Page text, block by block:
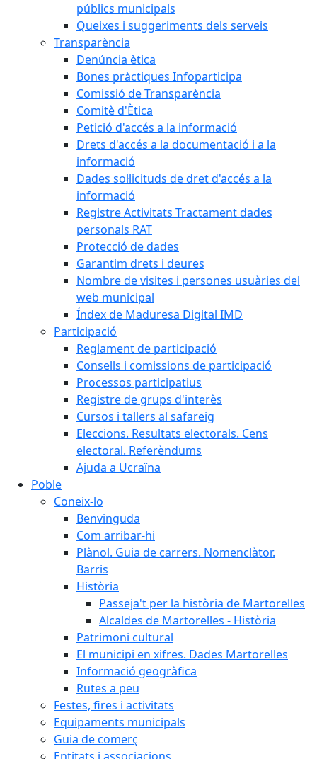
públics municipals
Queixes i suggeriments dels serveis
Transparència
Denúncia ètica
Bones pràctiques Infoparticipa
Comissió de Transparència
Comitè d'Ètica
Petició d'accés a la informació
Drets d'accés a la documentació i a la
informació
Dades sol·licituds de dret d'accés a la
informació
Registre Activitats Tractament dades
personals RAT
Protecció de dades
Garantim drets i deures
Nombre de visites i persones usuàries del
web municipal
Índex de Maduresa Digital IMD
Participació
Reglament de participació
Consells i comissions de participació
Processos participatius
Registre de grups d'interès
Cursos i tallers al safareig
Eleccions. Resultats electorals. Cens
electoral. Referèndums
Ajuda a Ucraïna
Poble
Coneix-lo
Benvinguda
Com arribar-hi
Plànol. Guia de carrers. Nomenclàtor.
Barris
Història
Passeja't per la història de Martorelles
Alcaldes de Martorelles - Història
Patrimoni cultural
El municipi en xifres. Dades Martorelles
Informació geogràfica
Rutes a peu
Festes, fires i activitats
Equipaments municipals
Guia de comerç